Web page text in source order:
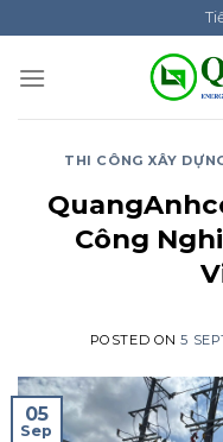
to
content
THI CÔNG XÂY
Công
POSTED ON5
05
Sep